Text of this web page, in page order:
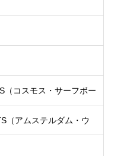
（コスモス・サーフボー
（アムステルダム・ウ